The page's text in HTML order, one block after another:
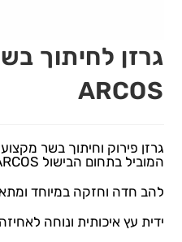
ARCOS
גרזן פירוק וחיתוך בשר
המוביל בתחום הבישול ARCOS.
להב חדה וחזקה במיוחד
ידית עץ איכותית ונוחה